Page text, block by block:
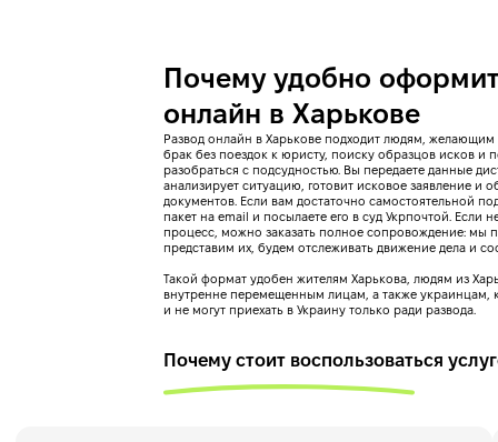
Почему удобно
онлайн в Харькове
Развод онлайн в Харькове подходит людям,
брак без поездок к юристу, поиску образцов исков и
разобраться с подсудностью. Вы передаете данные
анализирует ситуацию, готовит исковое заявление и
документов. Если вам достаточно самостоятельной
пакет на email и посылаете его в суд Укрпочтой. Если
процесс, можно заказать полное сопровождение: мы
представим их, будем отслеживать движение дела и
Такой формат удобен жителям Харькова, людям из
внутренне перемещенным лицам, а также украинцам,
и не могут приехать в Украину только ради развода.
Почему стоит воспользоваться